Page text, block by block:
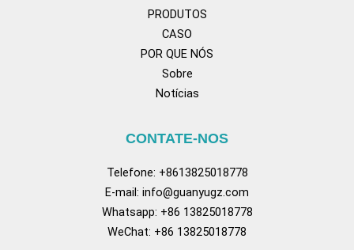
PRODUTOS
CASO
POR QUE NÓS
Sobre
Notícias
CONTATE-NOS
Telefone: +8613825018778
E-mail: info@guanyugz.com
Whatsapp: +86 13825018778
WeChat: +86 13825018778